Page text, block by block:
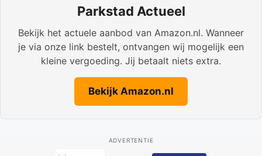
Parkstad Actueel
Bekijk het actuele aanbod van Amazon.nl. Wanneer
je via onze link bestelt, ontvangen wij mogelijk een
kleine vergoeding. Jij betaalt niets extra.
Bekijk Amazon.nl
ADVERTENTIE